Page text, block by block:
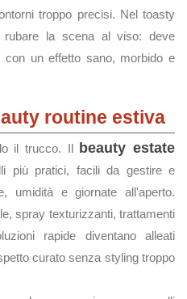
troppo precisi. Nel toasty
la scena al viso: deve
con un effetto sano, morbido e
routine estiva
il trucco. Il beauty estate
più pratici, facili da gestire e
umidità e giornate all'aperto.
spray texturizzanti, trattamenti
rapide diventano alleati
curato senza styling troppo